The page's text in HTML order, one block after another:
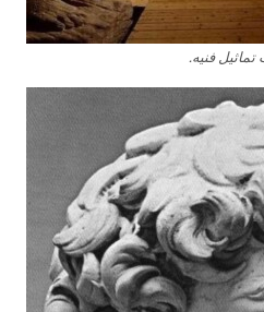
تماثيل فنيه.